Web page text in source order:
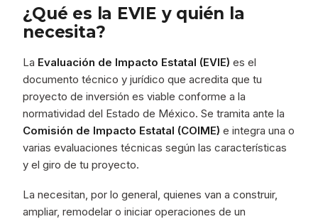
¿Qué es la EVIE y quién la
necesita?
La Evaluación de Impacto Estatal (EVIE) es el
documento técnico y jurídico que acredita que tu
proyecto de inversión es viable conforme a la
normatividad del Estado de México. Se tramita ante la
Comisión de Impacto Estatal (COIME) e integra una o
varias evaluaciones técnicas según las características
y el giro de tu proyecto.
La necesitan, por lo general, quienes van a construir,
ampliar, remodelar o iniciar operaciones de un